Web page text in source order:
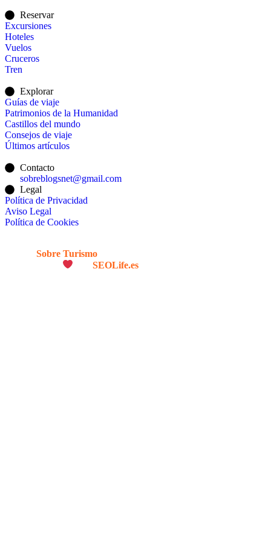
Reservar
Excursiones
Hoteles
Vuelos
Cruceros
Tren
Explorar
Guías de viaje
Patrimonios de la Humanidad
Castillos del mundo
Consejos de viaje
Últimos artículos
Contacto
sobreblogsnet@gmail.com
Legal
Política de Privacidad
Aviso Legal
Política de Cookies
Sobre Turismo
porSEOLife.es